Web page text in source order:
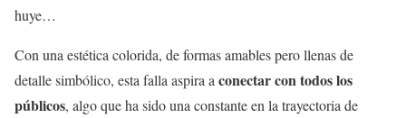
huye…
Con una estética colorida, de formas amables pero llenas de
detalle simbólico, esta falla aspira a conectar con todos los
públicos, algo que ha sido una constante en la trayectoria de